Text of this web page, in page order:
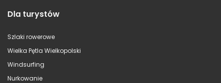
Dla turystów
Szlaki rowerowe
Wielka Pętla Wielkopolski
Windsurfing
Nurkowanie